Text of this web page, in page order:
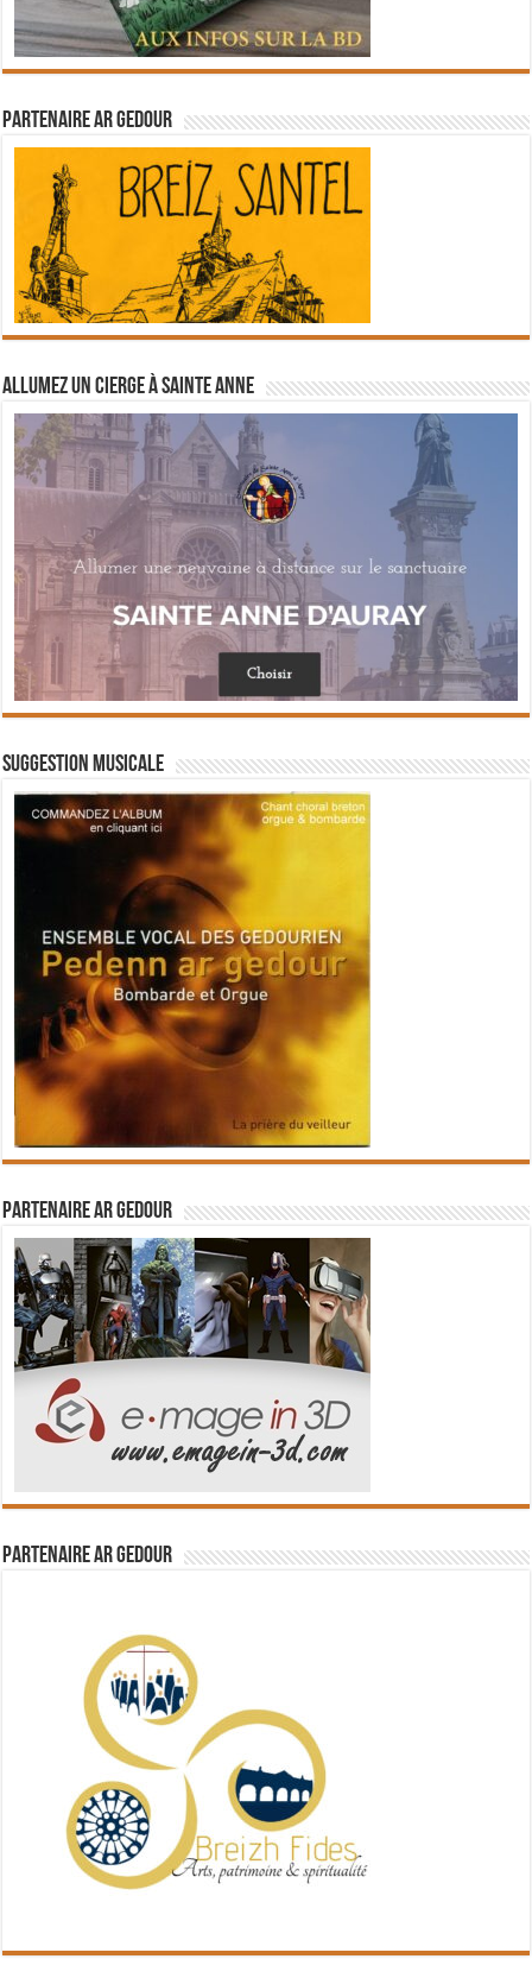
Partenaire Ar Gedour
Allumez un cierge à Sainte Anne
Suggestion musicale
Partenaire Ar Gedour
Partenaire Ar Gedour